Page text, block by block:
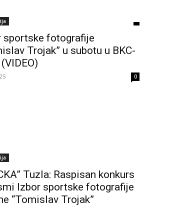
sportske fotografije
Trojak” u subotu u BKC-
0
Tuzla: Raspisan konkurs
Izbor sportske fotografije
“Tomislav Trojak”